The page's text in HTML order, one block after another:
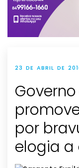
23 DE ABRIL DE
por